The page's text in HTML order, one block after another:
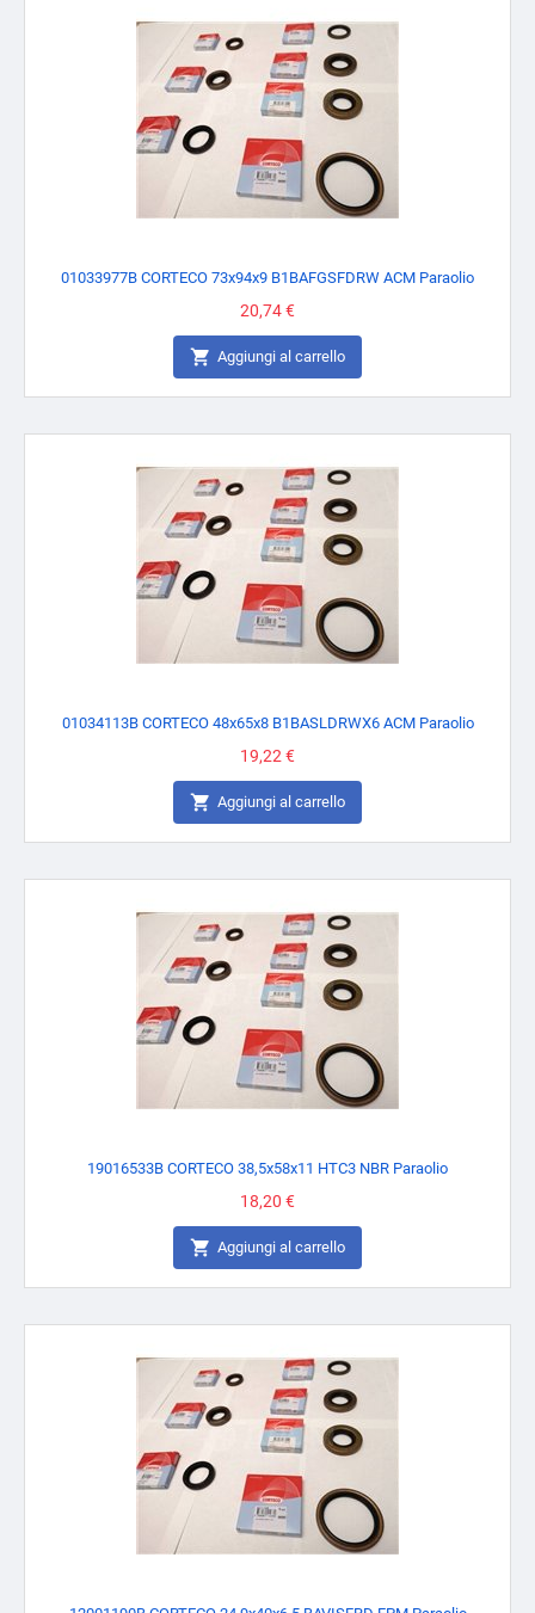
01033977B CORTECO 73x94x9 B1BAFGSFDRW ACM Paraolio
Prezzo
20,74 €
 Aggiungi al carrello
01034113B CORTECO 48x65x8 B1BASLDRWX6 ACM Paraolio
Prezzo
19,22 €
 Aggiungi al carrello
19016533B CORTECO 38,5x58x11 HTC3 NBR Paraolio
Prezzo
18,20 €
 Aggiungi al carrello